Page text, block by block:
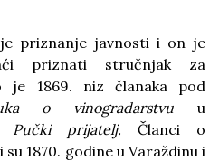
priznanje javnosti i on je
priznati stručnjak za
je 1869. niz članaka pod
o vinogradarstvuu
Pučki prijatelj. Članci o
1870. godine u Varaždinu i